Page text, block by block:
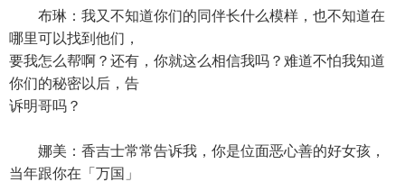
布琳：我又不知道你们的同伴长什么模样，也不知道在
哪里可以找到他们，
要我怎么帮啊？还有，你就这么相信我吗？难道不怕我知道
你们的秘密以后，告
诉明哥吗？
娜美：香吉士常常告诉我，你是位面恶心善的好女孩，
当年跟你在「万国」